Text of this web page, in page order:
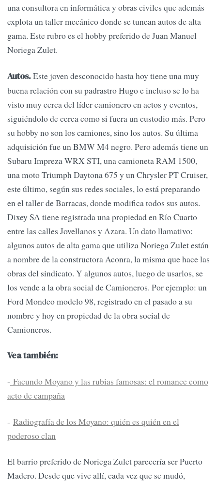
una consultora en informática y obras civiles que además
explota un taller mecánico donde se tunean autos de alta
gama. Este rubro es el hobby preferido de Juan Manuel
Noriega Zulet.
Autos.Este joven desconocido hasta hoy tiene una muy
buena relación con su padrastro Hugo e incluso se lo ha
visto muy cerca del líder camionero en actos y eventos,
siguiéndolo de cerca como si fuera un custodio más. Pero
su hobby no son los camiones, sino los autos. Su última
adquisición fue un BMW M4 negro. Pero además tiene un
Subaru Impreza WRX STI, una camioneta RAM 1500,
una moto Triumph Daytona 675 y un Chrysler PT Cruiser,
este último, según sus redes sociales, lo está preparando
en el taller de Barracas, donde modifica todos sus autos.
Dixey SA tiene registrada una propiedad en Río Cuarto
entre las calles Jovellanos y Azara. Un dato llamativo:
algunos autos de alta gama que utiliza Noriega Zulet están
a nombre de la constructora Aconra, la misma que hace las
obras del sindicato. Y algunos autos, luego de usarlos, se
los vende a la obra social de Camioneros. Por ejemplo: un
Ford Mondeo modelo 98, registrado en el pasado a su
nombre y hoy en propiedad de la obra social de
Camioneros.
Vea también:
- Facundo Moyano y las rubias famosas: el romance como
acto de campaña
- Radiografía de los Moyano: quién es quién en el
poderoso clan
El barrio preferido de Noriega Zulet parecería ser Puerto
Madero. Desde que vive allí, cada vez que se mudó,